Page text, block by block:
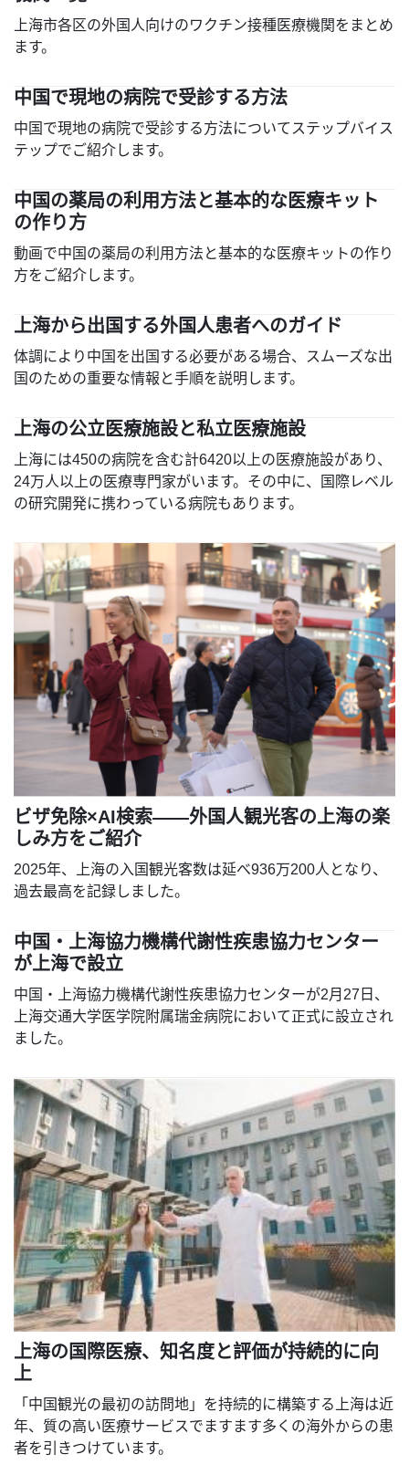
上海市各区の外国人向けのワクチン接種医療機関をまとめ
ます。
中国で現地の病院で受診する方法
中国で現地の病院で受診する方法についてステップバイス
テップでご紹介します。
中国の薬局の利用方法と基本的な医療キット
の作り方
動画で中国の薬局の利用方法と基本的な医療キットの作り
方をご紹介します。
上海から出国する外国人患者へのガイド
体調により中国を出国する必要がある場合、スムーズな出
国のための重要な情報と手順を説明します。
上海の公立医療施設と私立医療施設
上海には450の病院を含む計6420以上の医療施設があり、
24万人以上の医療専門家がいます。その中に、国際レベル
の研究開発に携わっている病院もあります。
ビザ免除×AI検索――外国人観光客の上海の楽
しみ方をご紹介
2025年、上海の入国観光客数は延べ936万200人となり、
過去最高を記録しました。
中国・上海協力機構代謝性疾患協力センター
が上海で設立
中国・上海協力機構代謝性疾患協力センターが2月27日、
上海交通大学医学院附属瑞金病院において正式に設立され
ました。
上海の国際医療、知名度と評価が持続的に向
上
「中国観光の最初の訪問地」を持続的に構築する上海は近
年、質の高い医療サービスでますます多くの海外からの患
者を引きつけています。